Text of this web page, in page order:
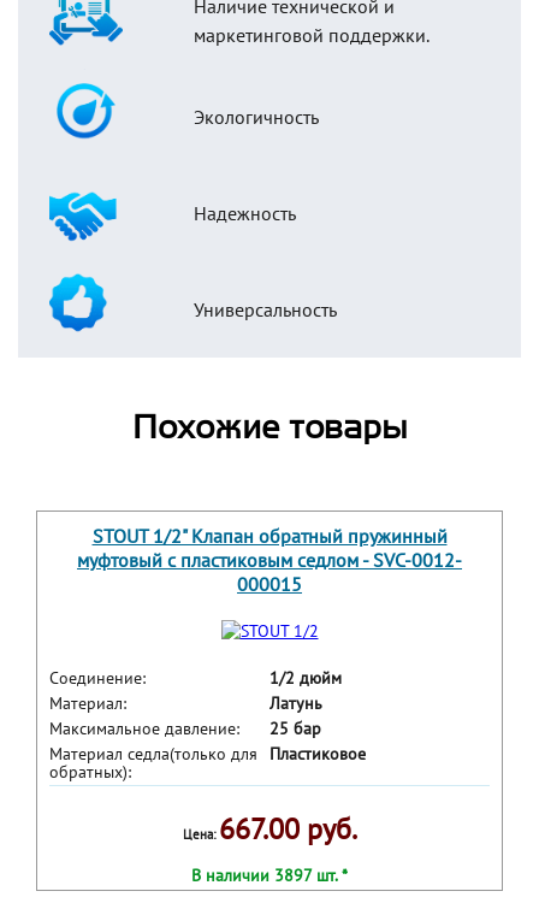
Наличие технической и
маркетинговой поддержки.
Экологичность
Надежность
Универсальность
Похожие товары
STOUT 1/2" Клапан обратный пружинный
муфтовый с пластиковым седлом - SVC-0012-
000015
Соединение:
1/2 дюйм
Материал:
Латунь
Максимальное давление:
25 бар
Материал седла(только для
обратных):
Пластиковое
Цена: 667.00 руб.
В наличии 3897 шт. *